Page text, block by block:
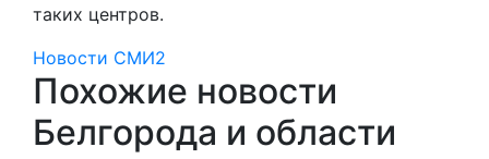
таких центров.
Новости СМИ2
Похожие новости
Белгорода и области